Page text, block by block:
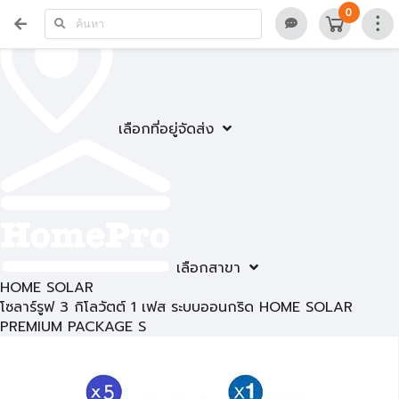
เลือกที่อยู่จัดส่ง
เลือกสาขา
0
HOME SOLAR
โซลาร์รูฟ 3 กิโลวัตต์ 1 เฟส ระบบออนกริด HOME SOLAR
PREMIUM PACKAGE S